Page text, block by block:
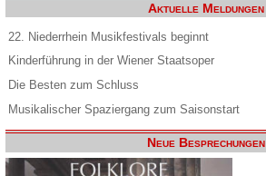
Aktuelle Meldungen
22. Niederrhein Musikfestivals beginnt
Kinderführung in der Wiener Staatsoper
Die Besten zum Schluss
Musikalischer Spaziergang zum Saisonstart
Neue Besprechungen